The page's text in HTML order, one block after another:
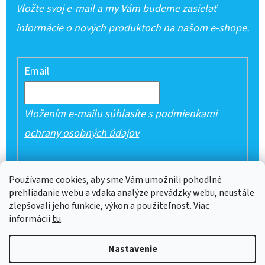
Používame cookies, aby sme Vám umožnili pohodlné
prehliadanie webu a vďaka analýze prevádzky webu, neustále
zlepšovali jeho funkcie, výkon a použiteľnosť. Viac
informáciítu.
Nastavenie
Vložte svoj e-mail a my Vám budeme zasielať
informácie o nových produktoch na našom e-shope.
Email
Vložením e-mailu súhlasíte spodmienkami
ochrany osobných údajov
PRIHLÁSIŤ SA
Z
Á